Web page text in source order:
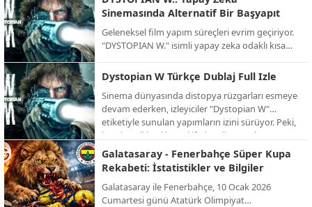
ikas Eyüpspor’dan orta saha oyuncusu Yalçın
Kayan ile prensip anlaşmasına varıldığını
duyurdu.
Sinemasında Alternatif Bir Başyapıt
Geleneksel film yapım süreçleri evrim geçiriyor.
"DYSTOPIAN W." isimli yapay zeka odaklı kısa
ve büyüleyici bir gelecek tasviri sunuyor. İşte AI
teknolojisinin sınırlarını zorlayan bu alternatif
projenin detayları.
Dystopian W Türkçe Dublaj Full Izle
Sinema dünyasında distopya rüzgarları esmeye
devam ederken, izleyiciler "Dystopian W"
etiketiyle sunulan yapımların izini sürüyor. Peki,
bu gizemli başlık neyi ifade ediyor ve bu türün
en dikkat çeken örnekleri neler? İşte distopik
evrenlerin kapısını aralayan kapsamlı bir bakış.
Galatasaray - Fenerbahçe Süper Kupa
Rekabeti: İstatistikler ve Bilgiler
Galatasaray ile Fenerbahçe, 10 Ocak 2026
Cumartesi günü Atatürk Olimpiyat